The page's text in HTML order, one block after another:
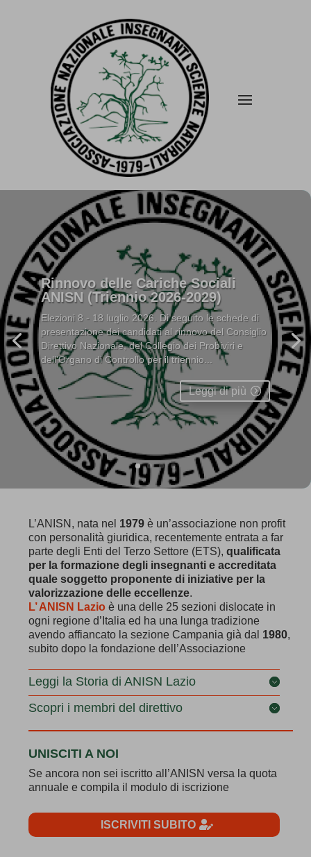
Rinnovo delle Cariche Sociali
ANISN (Triennio 2026-2029)
Elezioni 8 - 18 luglio 2026. Di seguito le schede di
presentazione dei candidati al rinnovo del Consiglio
Direttivo Nazionale, del Collegio dei Probiviri e
dell'Organo di Controllo per il triennio...
Leggi di più
L’ANISN, nata nel 1979 è un’associazione non profit
con personalità giuridica, recentemente entrata a far
parte degli Enti del Terzo Settore (ETS),qualificata
per la formazione degli insegnanti e accreditata
quale soggetto proponente di iniziative per la
valorizzazione delle eccellenze.
L’ ANISN Lazio è una delle 25 sezioni dislocate in
ogni regione d’Italia ed ha una lunga tradizione
avendo affiancato la sezione Campania già dal 1980,
subito dopo la fondazione dell’Associazione
Leggi la Storia di ANISN Lazio
Scopri i membri del direttivo
UNISCITI A NOI
Se ancora non sei iscritto all’ANISN versa la quota
annuale e compila il modulo di iscrizione
ISCRIVITI SUBITO